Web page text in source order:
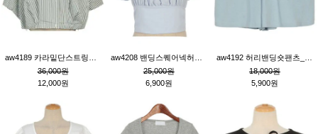
36,000원
12,000원
25,000원
6,900원
18,000원
5,900원